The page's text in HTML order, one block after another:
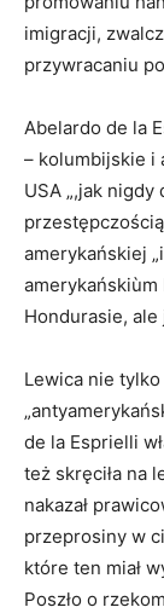
imigracji,
przywracaniu
Abelardo de la
– kolumbijskie i
USA „,jak
amerykańskiej
amerykańskiùm
Hondurasie, ale
Lewica nie
de la Esprielli
też skręciła na
nakazał
przeprosiny w
które ten miał
Poszło o